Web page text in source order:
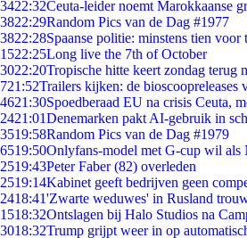
3422:32Ceuta-leider noemt Marokkaanse
3822:29Random Pics van de Dag #1977
3822:28Spaanse politie: minstens tien
1522:25Long live the 7th of October
3022:20Tropische hitte keert zondag terug
721:52Trailers kijken: de bioscoopreleases
4621:30Spoedberaad EU na crisis Ceuta,
2421:01Denemarken pakt AI-gebruik in
3519:58Random Pics van de Dag #1979
6519:50Onlyfans-model met G-cup wil als
2519:43Peter Faber (82) overleden
2519:14Kabinet geeft bedrijven geen
2418:41'Zwarte weduwes' in Rusland
1518:32Ontslagen bij Halo Studios na
3018:32Trump grijpt weer in op